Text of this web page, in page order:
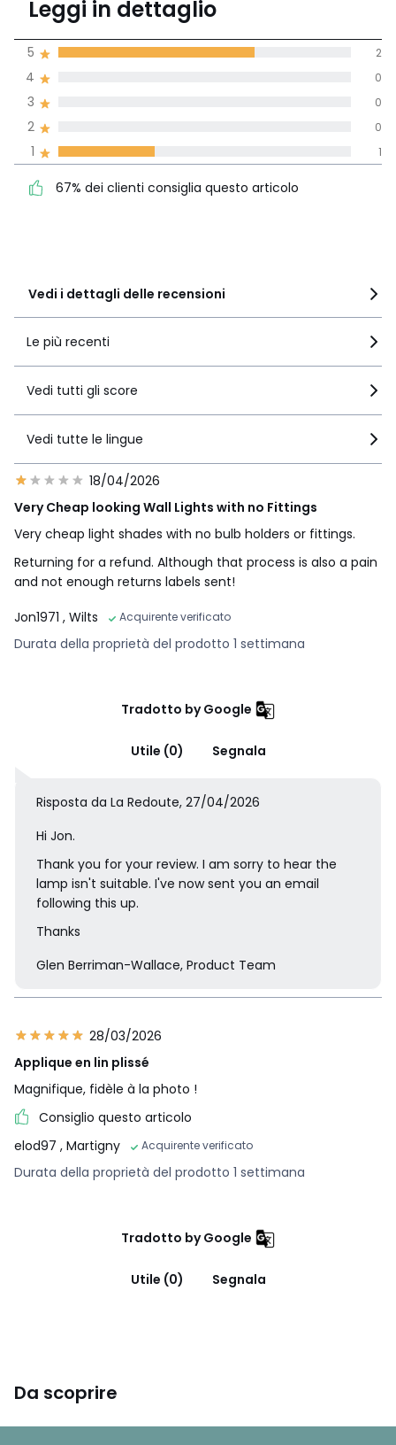
di media tenendo
conto di tutti i
4 0
5
Vedi i dettagli delle recensioni
Leggi in dettaglio
1 1
2 0
3 0
4 0
5 2
67% dei clienti consiglia questo articolo
Le più recenti
Vedi tutti gli score
Vedi tutte le lingue
18/04/2026
Very Cheap looking Wall Lights with no Fittings
Very cheap light shades with no bulb holders or fittings.
Returning for a refund. Although that process is also a pain
and not enough returns labels sent!
Jon1971 , Wilts Acquirente verificato
Durata della proprietà del prodotto 1 settimana
Tradotto by Google
Utile (0) Segnala
Risposta da La Redoute, 27/04/2026
Hi Jon.
Thank you for your review. I am sorry to hear the
lamp isn't suitable. I've now sent you an email
following this up.
Thanks
Glen Berriman-Wallace, Product Team
28/03/2026
Applique en lin plissé
Magnifique, fidèle à la photo !
Consiglio questo articolo
elod97 , Martigny Acquirente verificato
Durata della proprietà del prodotto 1 settimana
Tradotto by Google
Utile (0) Segnala
Da scoprire